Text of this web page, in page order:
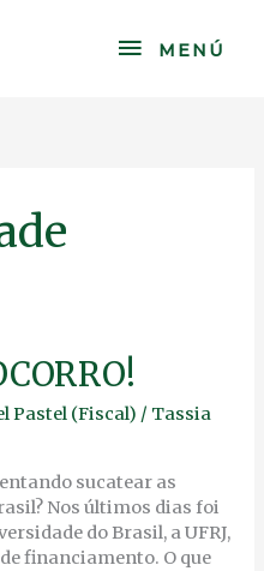
MENÚ
MENÚ
Pastel (Fiscal) / Tassia
sucatear as
Nos últimos dias foi
do Brasil, a UFRJ,
financiamento. O que